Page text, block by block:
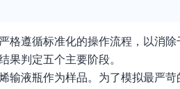
格遵循标准化的操作流程，以消
果判定五个主要阶段。
输液瓶作为样品。为了模拟最严